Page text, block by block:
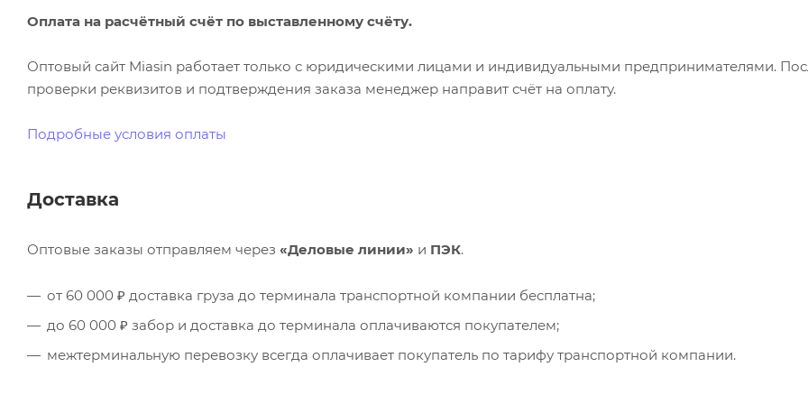
Оплата на расчётный счёт по выставленному счёту.
Оптовый сайт Miasin работает только с юридическими лицами и индивидуальными предпринимателями.
проверки реквизитов и подтверждения заказа менеджер направит счёт на оплату.
Подробные условия оплаты
Доставка
Оптовые заказы отправляем через «Деловые линии» и ПЭК.
от 60 000 ₽ доставка груза до терминала транспортной компании бесплатна;
до 60 000 ₽ забор и доставка до терминала оплачиваются покупателем;
межтерминальную перевозку всегда оплачивает покупатель по тарифу транспортной компании.